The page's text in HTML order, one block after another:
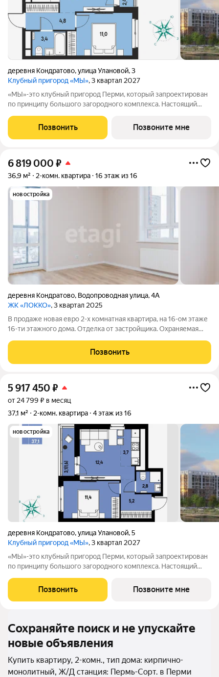
деревня Кондратово,улица Улановой,3
Клубный пригород «МЫ», 3 квартал 2027
«МЫ»-это клубный пригород Перми, который запроектирован
по принципу большого загородного комплекса. Настоящий
у озера. На территории помимо парков и велодорожек будут
объекты социальной
Позвонить Позвоните мне
6 819 000 ₽
36,9 м² 2-комн. квартира 16 этаж из 16
новостройка
деревня Кондратово, Водопроводная улица,4А
ЖК «ЛОККО», 3 квартал 2025
В продаже новая евро 2-х комнатная квартира, на 16-ом этаже
16-ти этажного дома. Отделка от застройщика. Охраняемая
взрослых. Вместительный наземный паркинг. Рядом школа,
детский сад, поликлиника,
Позвонить
5 917 450 ₽
от 24 799 ₽ в месяц
37,1 м²
2-комн. квартира 4 этаж из 16
новостройка
деревня Кондратово,улица Улановой,5
Клубный пригород «МЫ», 3 квартал 2027
«МЫ»-это клубный пригород Перми, который запроектирован
по принципу большого загородного комплекса. Настоящий
у озера. На территории помимо парков и велодорожек будут
объекты социальной
Позвонить Позвоните мне
Сохраняйте поиск и не упускайте
новые объявления
Купить квартиру, 2-комн., тип дома: кирпично-
монолитный, Ж/Д станция: Пермь-Сорт. в Перми